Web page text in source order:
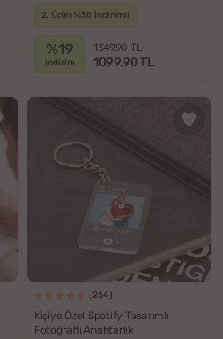
2. Ürün %30 İndirimli
%19
indirim
1349.90 TL
1099.90 TL
(264)
Kişiye Özel Spotify Tasarımlı
Fotoğraflı Anahtarlık